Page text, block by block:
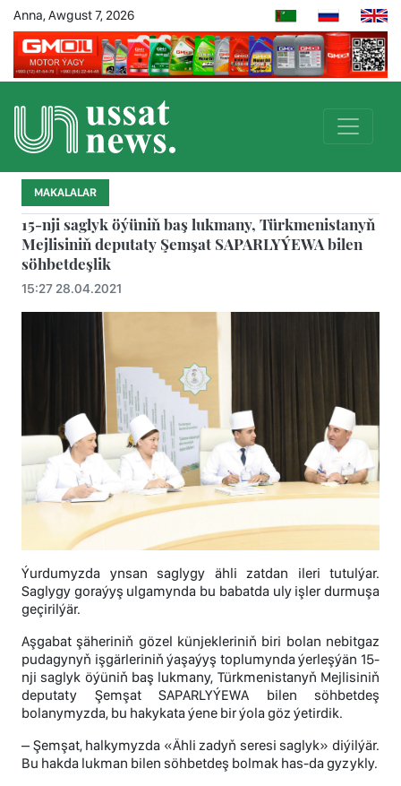
Anna, Awgust 7, 2026
MAKALALAR
15-nji saglyk öýüniň baş lukmany, Türkmenistanyň
Mejlisiniň deputaty Şemşat SAPARLYÝEWA bilen
söhbetdeşlik
15:27 28.04.2021
Ýurdumyzda ynsan saglygy ähli zatdan ileri tutulýar.
Saglygy goraýyş ulgamynda bu babatda uly işler durmuşa
geçirilýär.
Aşgabat şäheriniň gözel künjekleriniň biri bolan nebitgaz
pudagynyň işgärleriniň ýaşaýyş toplumynda ýerleşýän 15-
nji saglyk öýüniň baş lukmany, Türkmenistanyň Mejlisiniň
deputaty Şemşat SAPARLYÝEWA bilen söhbetdeş
bolanymyzda, bu hakykata ýene bir ýola göz ýetirdik.
– Şemşat, halkymyzda «Ähli zadyň seresi saglyk» diýilýär.
Bu hakda lukman bilen söhbetdeş bolmak has-da gyzykly.